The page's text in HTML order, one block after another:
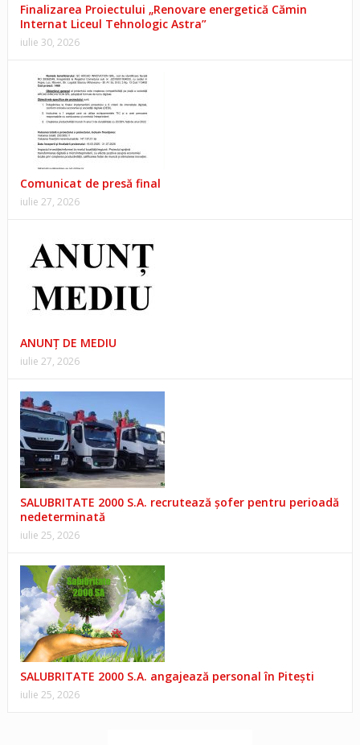
Finalizarea Proiectului „Renovare energetică Cămin
Internat Liceul Tehnologic Astra”
iulie 30, 2026
Comunicat de presă final
iulie 27, 2026
ANUNŢ DE MEDIU
iulie 27, 2026
SALUBRITATE 2000 S.A. recrutează șofer pentru perioadă
nedeterminată
iulie 25, 2026
SALUBRITATE 2000 S.A. angajează personal în Pitești
iulie 25, 2026